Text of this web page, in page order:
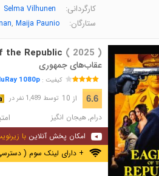
کارگردانی: Selma Vilhunen
ستارگان: , Maija Paunio
the Republic ( 2025 )
عقاب‌های جمهوری
کیفیت :1080p
6.6 از 10 توسط 1,489 نفر در
درام,هیجان انگیز
امکان پخش آنلاین با
+ دارای لینک سوم (